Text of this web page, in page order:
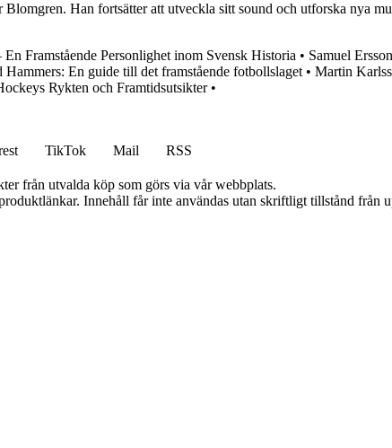
Han fortsätter att utveckla sitt sound och utforska nya
Framstående Personlighet inom Svensk Historia • Samuel
Hammers: En guide till det framstående fotbollslaget • Martin
Rykten och Framtidsutsikter•
TikTok Mail
RSS
från utvalda köp som görs via vår webbplats.
Innehåll får inte användas utan skriftligt tillstånd från